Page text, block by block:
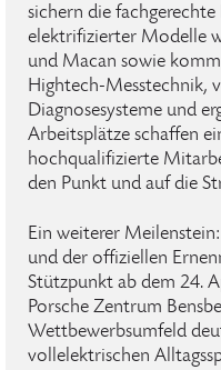
sichern die fachgerechte
elektrifizierter Modelle
und Macan sowie
Hightech-Messtechnik,
Diagnosesysteme und
Arbeitsplätze schaffen
hochqualifizierte
den Punkt und auf die
Ein weiterer
und der offiziellen
Stützpunkt ab dem 24.
Porsche Zentrum
Wettbewerbsumfeld
vollelektrischen